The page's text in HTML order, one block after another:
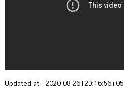
Updated at - 2020-08-